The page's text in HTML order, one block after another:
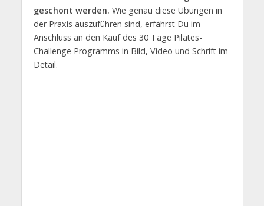
geschont werden. Wie genau diese Übungen in
der Praxis auszuführen sind, erfährst Du im
Anschluss an den Kauf des 30 Tage Pilates-
Challenge Programms in Bild, Video und Schrift im
Detail.